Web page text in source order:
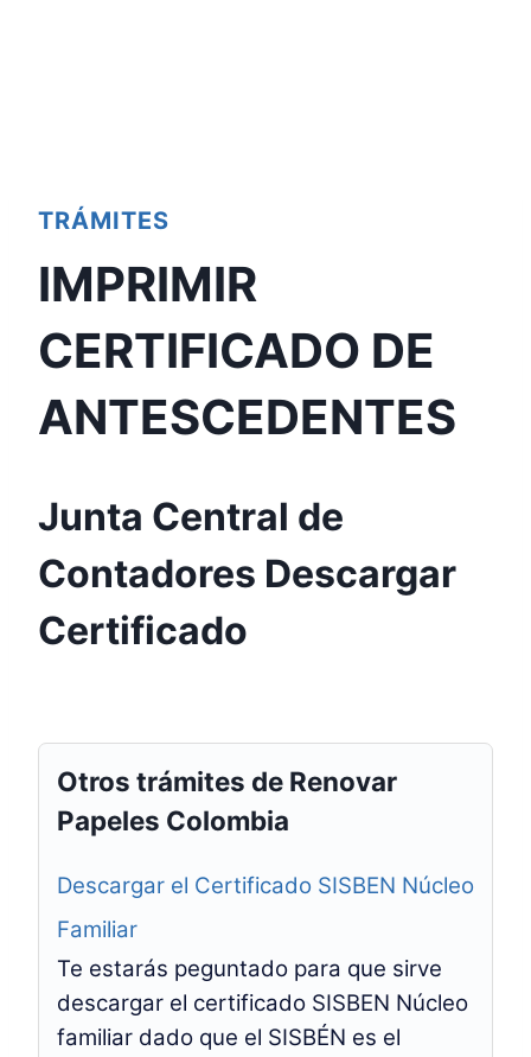
TRÁMITES
IMPRIMIR
CERTIFICADO DE
ANTESCEDENTES
Junta Central de
Contadores Descargar
Certificado
Otros trámites de Renovar
Papeles Colombia
Descargar el Certificado SISBEN Núcleo
Familiar
Te estarás peguntado para que sirve
descargar el certificado SISBEN Núcleo
familiar dado que el SISBÉN es el